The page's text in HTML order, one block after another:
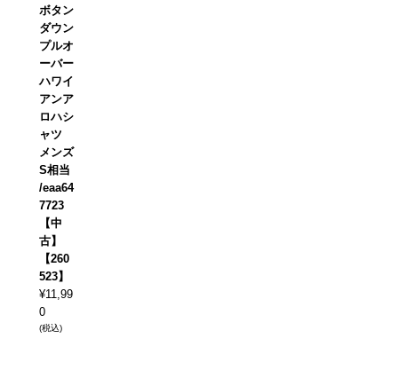
ボタン
ダウン
プルオ
ーバー
ハワイ
アンア
ロハシ
ャツ
メンズ
S相当
/eaa64
7723
【中
古】
【260
523】
¥11,99
0
(税込)